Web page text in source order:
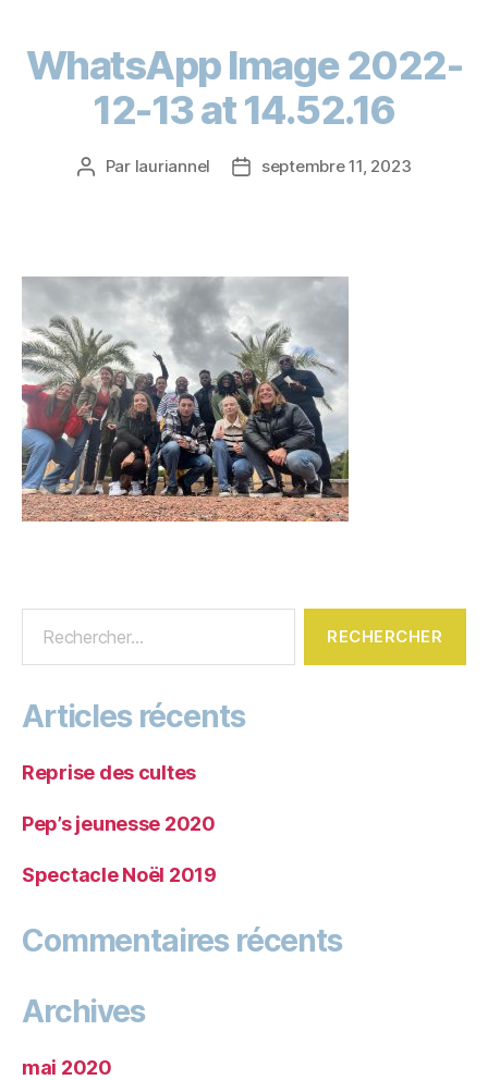
WhatsApp Image 2022-
12-13 at 14.52.16
Par lauriannel septembre 11, 2023
Articles récents
Reprise des cultes
Pep’s jeunesse 2020
Spectacle Noël 2019
Commentaires récents
Archives
mai 2020